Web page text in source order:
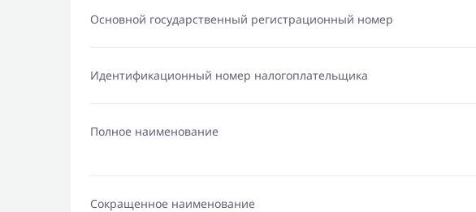
Основной государственный регистрационный номер
Идентификационный номер налогоплательщика
Полное наименование
Сокращенное наименование